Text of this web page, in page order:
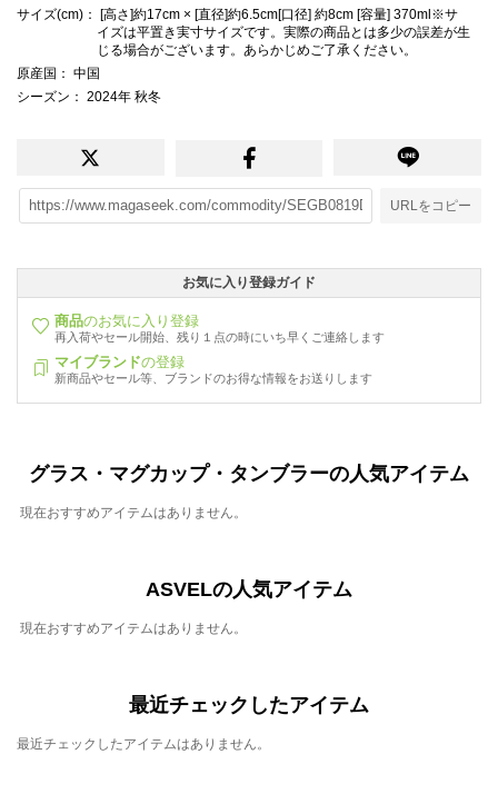
サイズ(cm) ： [高さ]約17cm × [直径]約6.5cm[口径] 約8cm [容量] 370ml※サ
イズは平置き実寸サイズです。実際の商品とは多少の誤差が生
じる場合がございます。あらかじめご了承ください。
原産国 ： 中国
シーズン ： 2024年 秋冬
URLをコピー
お気に入り登録ガイド
商品のお気に入り登録
再入荷やセール開始、残り１点の時にいち早くご連絡します
マイブランドの登録
新商品やセール等、ブランドのお得な情報をお送りします
グラス・マグカップ・タンブラーの人気アイテム
現在おすすめアイテムはありません。
ASVELの人気アイテム
現在おすすめアイテムはありません。
最近チェックしたアイテム
最近チェックしたアイテムはありません。